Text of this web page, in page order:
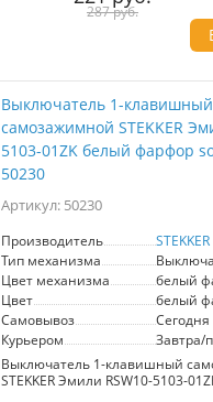
детьми.
- Высокое качество материалов
долговечность и устойчивость к
механическим повреждениям.
- Эстетичный дизайн подходит
включая кухни, гостиные и
Эта розетка станет
когда требуется обеспечить
электроподключений, а также
необходимости создать
оформление интерьера.
287 руб.
Выключатель 1-клавишный
самозажимной STEKKER
5103-01ZK белый фарфор
50230
Артикул: 50230
Производитель
STEKKER
Тип механизма
Цвет механизма
белый
Цвет
белый
Самовывоз
Сегодня
Курьером
Завтра/
Выключатель 1-клавишный
STEKKER Эмили RSW10-5103-